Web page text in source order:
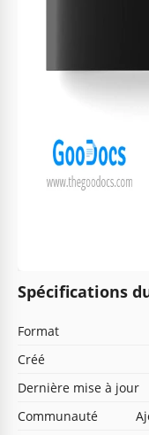
Spécifications
Format
Créé
Dernière mise à jour
Communauté